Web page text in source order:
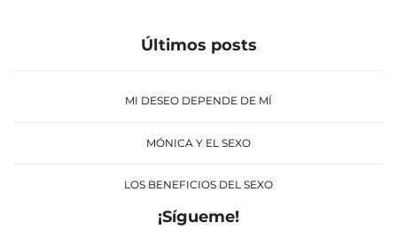
Últimos posts
MI DESEO DEPENDE DE MÍ
MÓNICA Y EL SEXO
LOS BENEFICIOS DEL SEXO
¡Sígueme!